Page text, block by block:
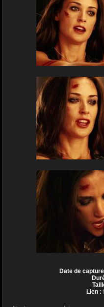
Date de
Lien :